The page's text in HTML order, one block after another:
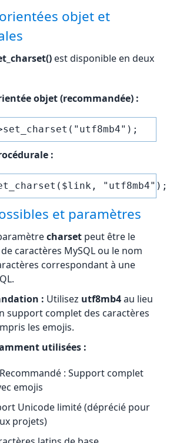
objet et
est disponible en deux
objet (recommandée) :
:
"utf8mb4");
et paramètres
charset peut être le
caractères MySQL ou le nom
correspondant à une
: Utilisez utf8mb4au lieu
support complet des caractères
les emojis.
utilisées :
: Support complet
emojis
Unicode limité (déprécié pour
projets)